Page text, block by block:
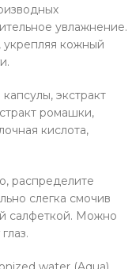
увлажнение.
укрепляя кожный
экстракт
ромашки,
кислота,
распределите
слегка смочив
салфеткой. Можно